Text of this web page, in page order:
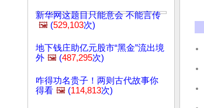
新华网这题目只能意会 不能言传
🖼️ (529,103次)
地下钱庄助亿元股市“黑金”流出境
外 🖼️ (487,295次)
咋得功名贵子！两则古代故事你
得看 🖼️ (114,813次)